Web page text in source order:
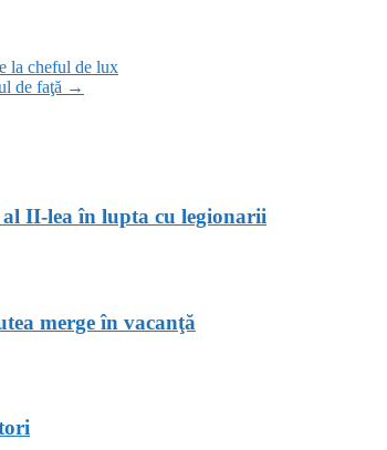
la cheful de lux
de faţă →
II-lea în lupta cu legionarii
merge în vacanţă